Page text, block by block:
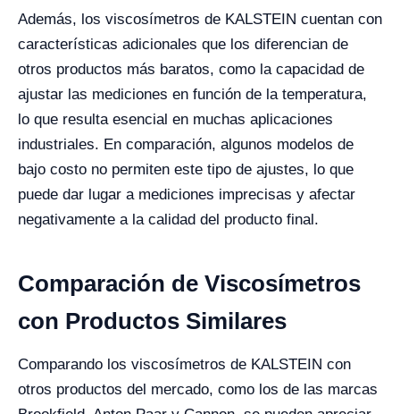
Además, los viscosímetros de KALSTEIN cuentan con
características adicionales que los diferencian de
otros productos más baratos, como la capacidad de
ajustar las mediciones en función de la temperatura,
lo que resulta esencial en muchas aplicaciones
industriales. En comparación, algunos modelos de
bajo costo no permiten este tipo de ajustes, lo que
puede dar lugar a mediciones imprecisas y afectar
negativamente a la calidad del producto final.
Comparación de Viscosímetros
con Productos Similares
Comparando los viscosímetros de KALSTEIN con
otros productos del mercado, como los de las marcas